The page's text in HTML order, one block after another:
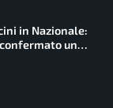
in Nazionale:
un